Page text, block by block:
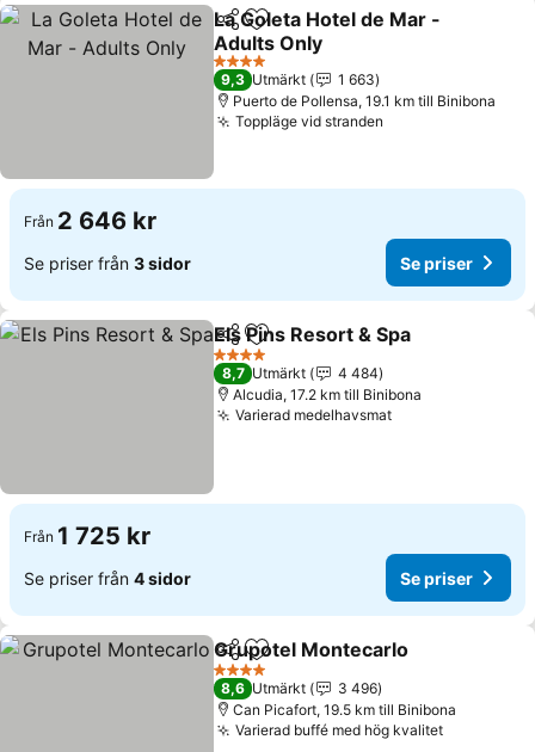
Dela Lägg till i Mina Favoriter
La Goleta Hotel de Mar -
Adults Only
Se priser
4 Stjärnor
9,3 Utmärkt
1 663
Puerto de Pollensa, 19.1 km till Binibona
Toppläge vid stranden
Från 2 646 kr
Se priser från 3 sidor Se priser
Dela Lägg till i Mina Favoriter
Els Pins Resort & Spa
4 Stjärnor
8,7 Utmärkt
4 484
Alcudia, 17.2 km till Binibona
Varierad medelhavsmatSe priser
Från 1 725 kr
Se priser från 4 sidor Se priser
Dela Lägg till i Mina Favoriter
Grupotel Montecarlo
4 Stjärnor
8,6 Utmärkt
3 496
Can Picafort, 19.5 km till Binibona
Varierad buffé med hög kvalitetSe priser